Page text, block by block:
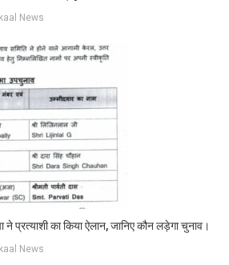
News
ने प्रत्याशी का किया ऐलान, जानिए कौन लड़ेगा चुनाव।
News